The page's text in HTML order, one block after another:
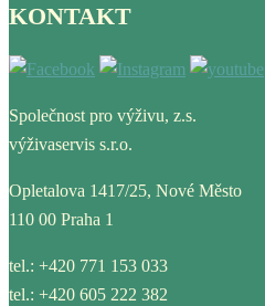
KONTAKT
Společnost pro výživu, z.s.
výživaservis s.r.o.
Opletalova 1417/25, Nové Město
110 00 Praha 1
tel.: +420 771 153 033
tel.: +420 605 222 382